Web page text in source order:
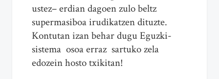
ustez– erdian dagoen zulo beltz
supermasiboa irudikatzen dituzte.
Kontutan izan behar dugu Eguzki-
sistema osoa erraz sartuko zela
edozein hosto txikitan!